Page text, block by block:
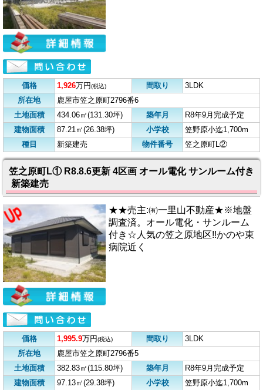
価格 1,926万円(税込) 間取り
3LDK
所在地
鹿屋市笠之原町2796番6
土地面積
434.06㎡(131.30坪) 築年月
R8年9月完成予定
建物面積
87.21㎡(26.38坪) 小学校
笠野原小迄1,700m
種目
新築建売 物件番号 笠之原町L②
笠之原町L① R8.8.6更新 4区画 オール電化 サンルーム付き
新築建売
★★売主:㈲一里山不動産★※地盤
調査済。オール電化・サンルーム
付き☆人気の笠之原地区!!かのや東
病院近く
価格 1,995.9万円(税込) 間取り
3LDK
所在地
鹿屋市笠之原町2796番5
土地面積
382.83㎡(115.80坪) 築年月
R8年9月完成予定
建物面積
97.13㎡(29.38坪) 小学校
笠野原小迄1,700m